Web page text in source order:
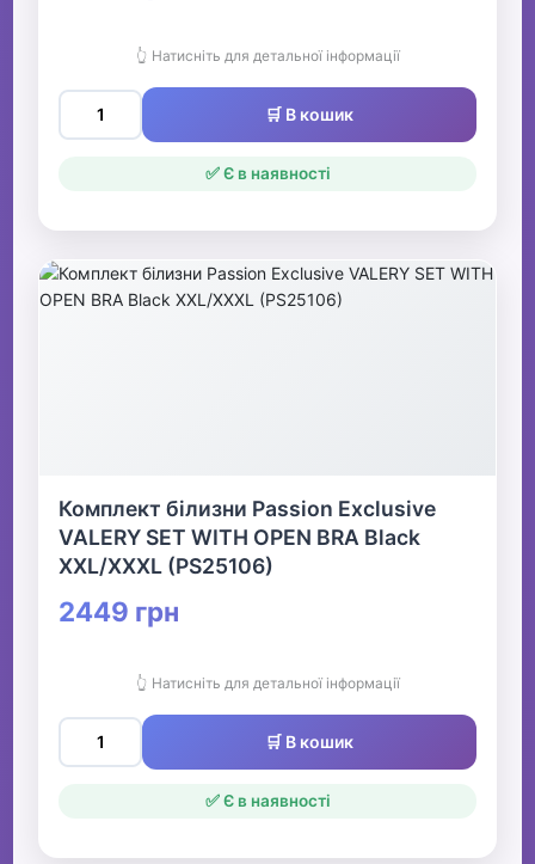
👆 Натисніть для детальної інформації
🛒 В кошик
✅ Є в наявності
Комплект білизни Passion Exclusive
VALERY SET WITH OPEN BRA Black
XXL/XXXL (PS25106)
2449 грн
👆 Натисніть для детальної інформації
🛒 В кошик
✅ Є в наявності